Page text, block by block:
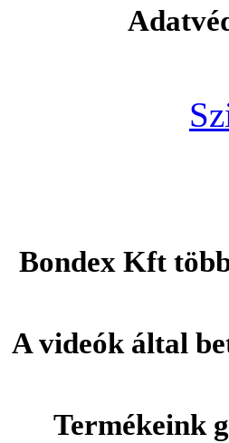
Bondex Kft
A videók által
Termékeink